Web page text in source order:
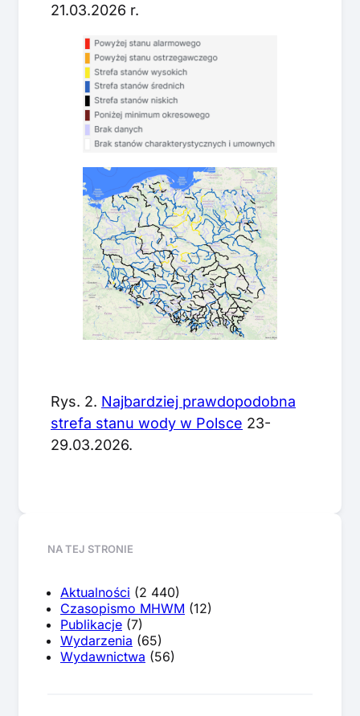
21.03.2026 r.
Rys. 2. Najbardziej prawdopodobna
strefa stanu wody w Polsce 23-
29.03.2026.
NA TEJ STRONIE
Aktualności (2 440)
Czasopismo MHWM (12)
Publikacje (7)
Wydarzenia (65)
Wydawnictwa (56)